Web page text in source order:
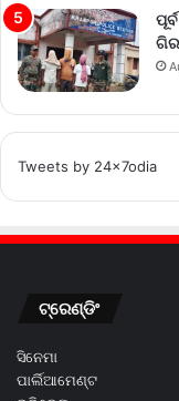
Tweets by 24x7odia
ଟ୍ରେଣ୍ଡିଂ
ସିନେମା
ପାର୍ଲିଆମେଣ୍ଟ